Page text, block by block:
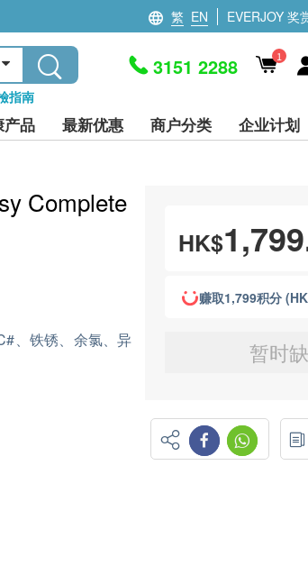
繁 EN EVERJOY 奖
指南
3151 2288 1
产品 最新优惠 商户分类 企业计划
Complete
、铁锈、余氯、异
HK$
赚取1,799积分
暂时